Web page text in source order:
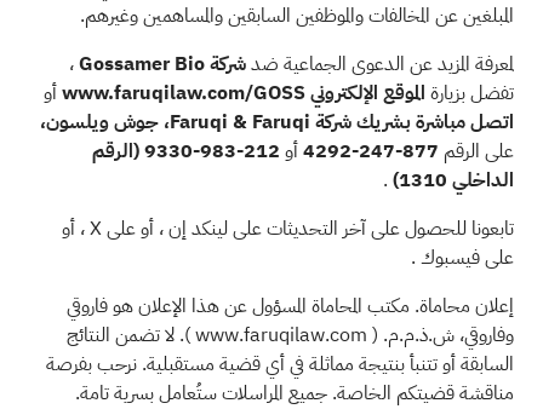
المبلغين عن المخالفات والموظفين السابقين والمساهمين وغيرهم.
لمعرفة المزيد عن الدعوى الجماعية ضدشركة Gossamer Bio
،
تفضل بزيارة الموقع الإلكتروني www.faruqilaw.com/GOSS
أو
اتصلمباشرة بشريك شركة Faruqi & Faruqi، جوش ويلسون،
على الرقم 877-247-4292 أو
212-983-9330 (الرقم
الداخلي 1310)
.
تابعونا للحصول على آخر التحديثات علىلينكد إن، أو علىX، أو
علىفيسبوك.
إعلان محاماة. مكتب المحاماة المسؤول عن هذا الإعلان هو فاروقي
وفاروقي، ش.ذ.م.م. ( www.faruqilaw.com). لا تضمن النتائج
السابقة أو تتنبأ بنتيجة مماثلة في أي قضية مستقبلية. نرحب بفرصة
مناقشة قضيتكم الخاصة. جميع المراسلات ستُعامل بسرية تامة.